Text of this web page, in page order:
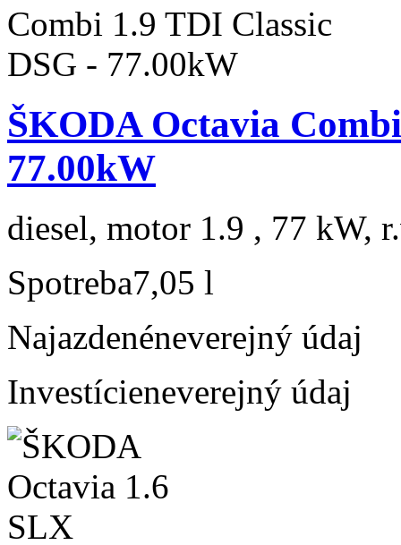
ŠKODA Octavia
77.00kW
diesel, motor 1.9 , 77 kW,
Spotreba7,05 l
Najazdenéneverejný údaj
Investícieneverejný údaj